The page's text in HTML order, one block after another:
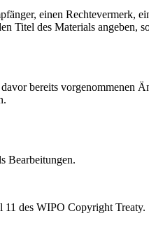
einen Rechtevermerk,
Titel des Materials angeben,
bereits vorgenommenen
Bearbeitungen.
des WIPO Copyright Treaty.